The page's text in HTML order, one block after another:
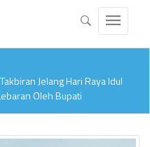
Jelang Hari Raya Idul
Oleh Bupati